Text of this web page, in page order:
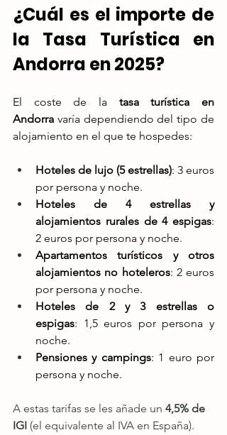
¿Cuál es el importe de
la Tasa Turística en
Andorra en 2025?
El coste de la tasa turística en
Andorra varía dependiendo del tipo de
alojamiento en el que te hospedes:
Hoteles de lujo (5 estrellas): 3 euros
por persona y noche.
Hoteles de 4 estrellas y
alojamientos rurales de 4 espigas:
2 euros por persona y noche.
Apartamentos turísticos y otros
alojamientos no hoteleros: 2 euros
por persona y noche.
Hoteles de 2 y 3 estrellas o
espigas: 1,5 euros por persona y
noche.
Pensiones y campings: 1 euro por
persona y noche.
A estas tarifas se les añade un 4,5% de
IGI (el equivalente al IVA en España).